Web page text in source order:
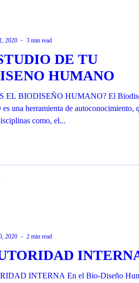
DE TU
HUMANO
EL BIODISEÑO HUMANO? El
una herramienta de autoconocimiento,
como, el...
2020
3 min read
INTERNA En el Bio-Diseño
2020
2 min read